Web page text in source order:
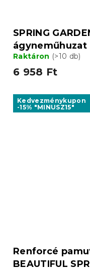
SPRING
ágyneműhuzat
Raktáron (>10 db)
6 958 Ft
Kedvezménykupon
-15% "MINUSZ15"
Renforcé
BEAUTIFUL